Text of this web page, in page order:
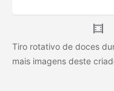
Tiro rotativo de doces
mais imagens deste